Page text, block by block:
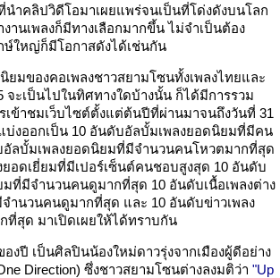
นำคลิปวิดีโอมาเผยแพร่จนเป็นที่โด่งดังบนโลก
านเพลงก็มีทางเลือกมากขึ้น ไม่จำเป็นต้อง
ษ์ใหญ่ก็มีโอกาสดังได้เช่นกัน
ยมของคอเพลงชาวสยามโซนทั้งเพลงไทยและ
จะเป็นไปในทิศทางใดบ้างนั้น ก็ได้มีการรวม
เข้าชมเว็บไซต์ตั้งแต่ต้นปีที่ผ่านมาจนถึงวันที่ 31
บ่งออกเป็น 10 อันดับอัลบั้มเพลงยอดนิยมที่มีคน
ลบั้มเพลงยอดนิยมที่มีจำนวนคนโหวตมากที่สุด
อดเยี่ยมที่มีเปอร์เซ็นต์คนชอบสูงสุด 10 อันดับ
มที่มีจำนวนคนดูมากที่สุด 10 อันดับเนื้อเพลงต่าง
ำนวนคนดูมากที่สุด และ 10 อันดับข่าวเพลง
สุด มาเปิดเผยให้ได้ทราบกัน
งปี เป็นศิลปินน้องใหม่ดาวรุ่งจากเมืองผู้ดีอย่าง
Direction) ซึ่งชาวสยามโซนต่างลงมติว่า "Up